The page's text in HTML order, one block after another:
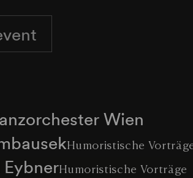
Wien
Humoristische
EybnerHumoristische Vorträge